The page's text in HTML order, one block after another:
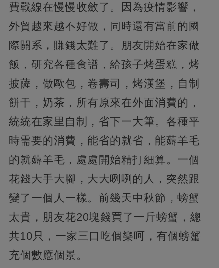
費戰線在慢慢收斂了。因為疫情影響，
外貿越來越不好做，同時還有當前的國
際關系，賺錢太難了。朋友開始在家做
飯，研究各種食譜，給孩子烤蛋糕，烤
披薩，做歐包，卷壽司，烤漢堡，自制
餅干，奶茶，所有原來在外面消費的，
統統在家里自制，省下一大筆。各種平
時需要的消費，能省的就省，能薅羊毛
的就薅羊毛，處處開始精打細算。一個
花錢大手大腳，大大咧咧的人，突然跟
變了一個人一樣。前幾天中秋節，螃蟹
太貴，朋友花20塊錢買了一斤螃蟹，總
共10只，一家三口吃個樂呵，有個螃蟹
充個數應個景。